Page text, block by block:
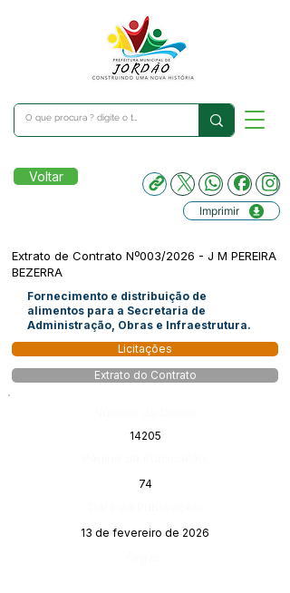
Voltar
Imprimir
Extrato de Contrato Nº003/2026 - J M PEREIRA
BEZERRA
Fornecimento e distribuição de
alimentos para a Secretaria de
Administração, Obras e Infraestrutura.
Licitações
Extrato do Contrato
14205
74
13 de fevereiro de 2026